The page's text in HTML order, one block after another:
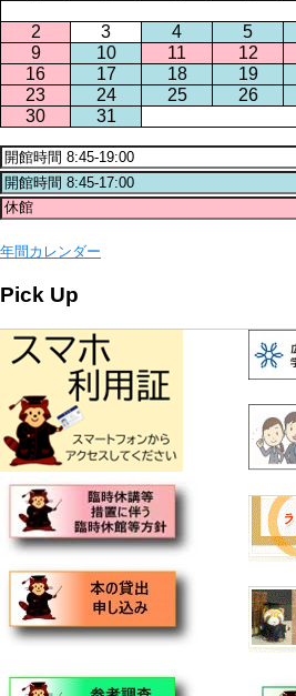
2
3 4 5
9
10 11 12
16
17 18 19
23
24 25 26
30
31
年間カレンダー
Pick Up